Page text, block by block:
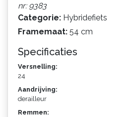
nr: 9383
Categorie: Hybridefiets
Framemaat: 54 cm
Specificaties
Versnelling:
24
Aandrijving:
derailleur
Remmen: